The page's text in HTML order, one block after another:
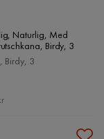
Naturlig, Med
Birdy, 3
Birdy, 3